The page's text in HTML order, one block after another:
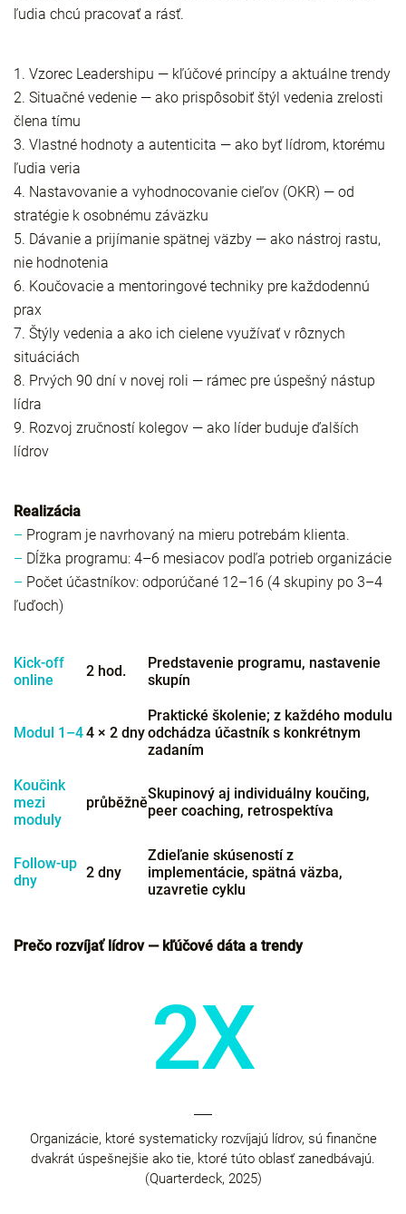
ľudia chcú pracovať a rásť.
1. Vzorec Leadershipu — kľúčové princípy a aktuálne trendy
2. Situačné vedenie — ako prispôsobiť štýl vedenia zrelosti
člena tímu
3. Vlastné hodnoty a autenticita — ako byť lídrom, ktorému
ľudia veria
4. Nastavovanie a vyhodnocovanie cieľov (OKR) — od
stratégie k osobnému záväzku
5. Dávanie a prijímanie spätnej väzby — ako nástroj rastu,
nie hodnotenia
6. Koučovacie a mentoringové techniky pre každodennú
prax
7. Štýly vedenia a ako ich cielene využívať v rôznych
situáciách
8. Prvých 90 dní v novej roli — rámec pre úspešný nástup
lídra
9. Rozvoj zručností kolegov — ako líder buduje ďalších
lídrov
Realizácia
– Program je navrhovaný na mieru potrebám klienta.
– Dĺžka programu: 4–6 mesiacov podľa potrieb organizácie
– Počet účastníkov: odporúčané 12–16 (4 skupiny po 3–4
ľuďoch)
Kick-off
online
2 hod.
Predstavenie programu, nastavenie
skupín
Modul 1–44 × 2 dny
Praktické školenie; z každého modulu
odchádza účastník s konkrétnym
zadaním
Koučink
mezi
moduly
průběžně
Skupinový aj individuálny koučing,
peer coaching, retrospektíva
Follow-up
dny
2 dny
Zdieľanie skúseností z
implementácie, spätná väzba,
uzavretie cyklu
Prečo rozvíjať lídrov — kľúčové dáta a trendy
2X
Organizácie, ktoré systematicky rozvíjajú lídrov, sú finančne
dvakrát úspešnejšie ako tie, ktoré túto oblasť zanedbávajú.
(Quarterdeck, 2025)